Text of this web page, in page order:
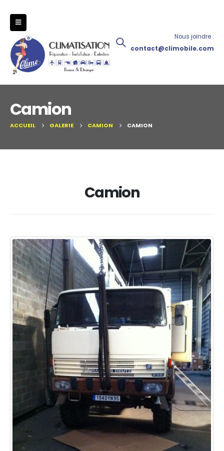
Nous joindre :
contact@climobile.com
Camion
ACCUEIL GALERIE CAMION CAMION
Camion